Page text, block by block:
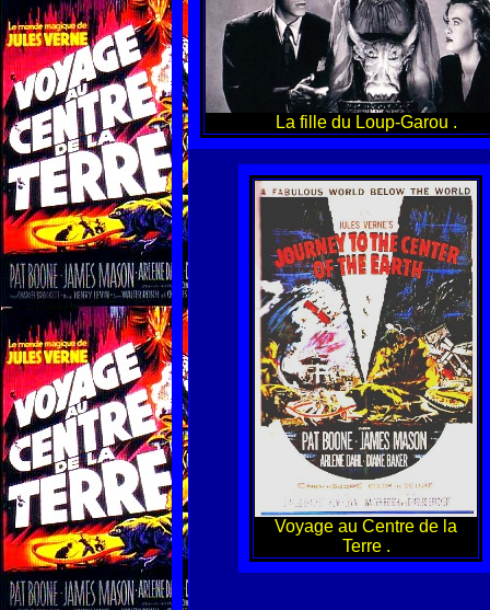
La fille du Loup-Garou .
Voyage au Centre de la
Terre .